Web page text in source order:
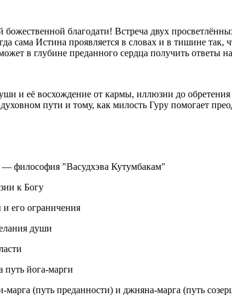
божественной благодати! Встреча двух
сама Истина проявляется в словах и в тишине так,
в глубине преданного сердца получить ответы
и её восхождение от кармы, иллюзии до
пути и тому, как милость Гуру помогает
— философия "Васудхэва Кутумбакам"
к Богу
его ограничения
души
путь йога-марги
марга (путь преданности) и джняна-марга (путь